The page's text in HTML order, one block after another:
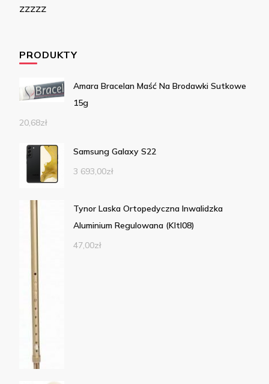
zzzzz
PRODUKTY
Amara Bracelan Maść Na Brodawki Sutkowe
15g
20,68zł
Samsung Galaxy S22
3 693,00zł
Tynor Laska Ortopedyczna Inwalidzka
Aluminium Regulowana (Kltl08)
47,00zł